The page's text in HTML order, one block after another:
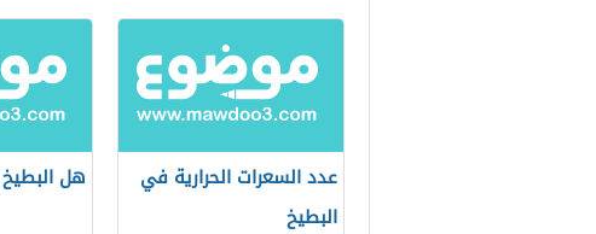
عدد السعرات الحرارية في
البطيخ
هل البطيخ